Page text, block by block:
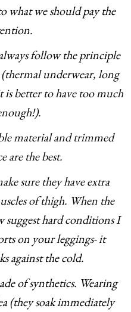
what we should pay the
follow the principle
underwear, long
is better to have too much
material and trimmed
are the best.
sure they have extra
of thigh. When the
suggest hard conditions I
on your leggings- it
against the cold.
of synthetics. Wearing
(they soak immediately